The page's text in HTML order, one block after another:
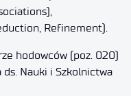
Refinement).
hodowców (poz. 020)
Nauki i Szkolnictwa